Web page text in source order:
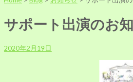
サポート出演のお
2020年2月19日